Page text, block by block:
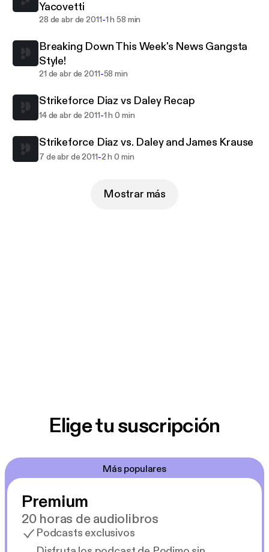
Yacovetti
28 de abr de 2011-1 h 58 min
Breaking Down This Week's News Gangsta
Style!
21 de abr de 2011-58 min
Strikeforce Diaz vs Daley Recap
14 de abr de 2011-1 h 0 min
Strikeforce Diaz vs. Daley and James Krause
7 de abr de 2011-2 h 0 min
Mostrar más
Elige tu suscripción
Más populares
Premium
20 horas de audiolibros
Podcasts exclusivos